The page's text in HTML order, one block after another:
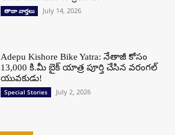
తాజా వార్తలు July 14, 2026
Adepu Kishore Bike Yatra: నేతాజీ కోసం
13,000 కి.మీ బైక్ యాత్ర పూర్తి చేసిన వరంగల్
యువకుడు!
Special Stories July 2, 2026